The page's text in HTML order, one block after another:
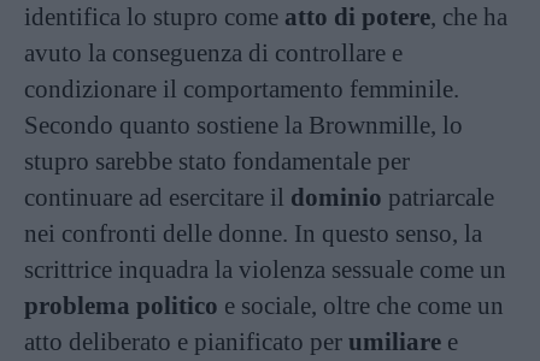
identifica lo stupro come atto di potere, che ha
avuto la conseguenza di controllare e
condizionare il comportamento femminile.
Secondo quanto sostiene la Brownmille, lo
stupro sarebbe stato fondamentale per
continuare ad esercitare il dominio patriarcale
nei confronti delle donne. In questo senso, la
scrittrice inquadra la violenza sessuale come un
problema politico e sociale, oltre che come un
atto deliberato e pianificato per umiliare e